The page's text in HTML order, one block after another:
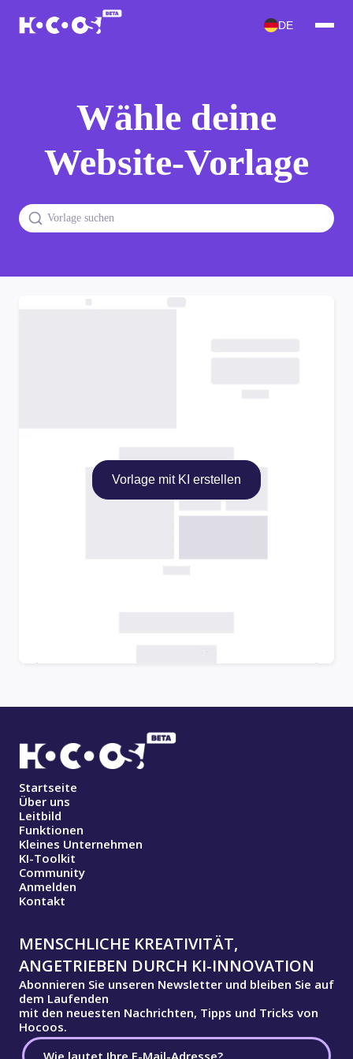
DE
Wähle deine
Website-Vorlage
Vorlage mit KI erstellen
Startseite
Über uns
Leitbild
Funktionen
Kleines Unternehmen
KI-Toolkit
Community
Anmelden
Kontakt
MENSCHLICHE KREATIVITÄT,
ANGETRIEBEN DURCH KI-INNOVATION
Abonnieren Sie unseren Newsletter und bleiben Sie auf
dem Laufenden
mit den neuesten Nachrichten, Tipps und Tricks von
Hocoos.